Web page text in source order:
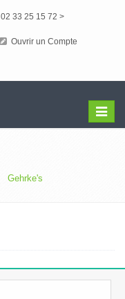
02 33 25 15 72 >
Ouvrir un Compte
Menu
Gehrke's